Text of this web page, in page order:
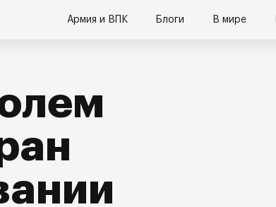
Армия и ВПК Блоги В мире